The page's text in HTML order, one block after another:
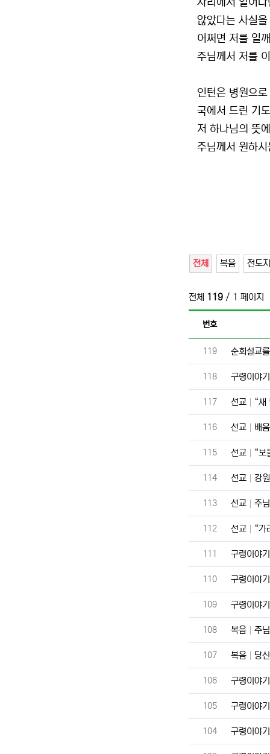
자리에서 일어
않았다는 사실
어쩌면 저를 일
주님께서 저를
인턴은 병원으
국에서 드린 기
저 하나님의 뜻
주님께서 원하
전체 복음 전도지
전체 119 / 1 페이지
번호
번호
119 순회설교
번호
118 구령이야
번호
117 선교 “새
번호
116 선교 배
번호
115 선교 “보
번호
114 선교 강
번호
113 선교 주
번호
112 선교 “가
번호
111 구령이야
번호
110 구령이야
번호
109 구령이야
번호
108 복음 주
번호
107 복음 당
번호
106 구령이야
번호
105 구령이야
번호
104 구령이야